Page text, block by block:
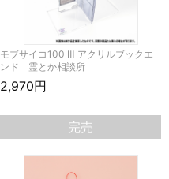
モブサイコ100 Ⅲ アクリルブックエ
ンド 霊とか相談所
2,970円
完売